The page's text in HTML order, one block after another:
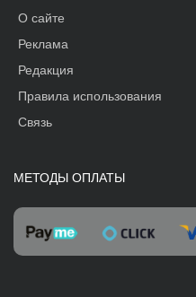
О сайте
Реклама
Редакция
Правила использования
Связь
МЕТОДЫ ОПЛАТЫ